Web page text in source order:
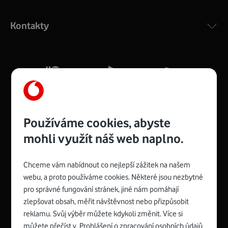
silný signál pro celou domácnost. Kompaktní rozměry 21
Více o COMPAL CH7465VF
Zyxel VMG8623-T50B:
Rozměry modemu jsou 16 x 22 x 7,5 cm (včetně stojánku)
a nabízí 4 gigabitové LAN porty a bezdrátové připojení Wi-
Spojte se s Vodafonem
Kontakty
Používáme cookies, abyste
mohli využít náš web naplno.
Chceme vám nabídnout co nejlepší zážitek na našem
webu, a proto používáme cookies. Některé jsou nezbytné
pro správné fungování stránek, jiné nám pomáhají
zlepšovat obsah, měřit návštěvnost nebo přizpůsobit
reklamu. Svůj výběr můžete kdykoli změnit. Více si
můžete přečíst v Prohlášení o zpracování osobních údajů